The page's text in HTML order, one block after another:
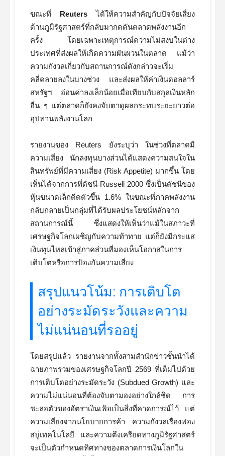
ขณะที่ Reuters ได้ให้ความสำคัญกับปัจจัยเสี่ยง
ด้านภูมิรัฐศาสตร์ที่กลับมากดดันตลาดพลังงานอีก
ครั้ง โดยเฉพาะเหตุการณ์ความไม่สงบในต่าง
ประเทศที่ส่งผลให้เกิดความผันผวนในตลาด แม้ว่า
ความกังวลเกี่ยวกับสถานการณ์ดังกล่าวจะเริ่ม
คลี่คลายลงในบางช่วง และส่งผลให้ค่าเงินดอลลาร์
สหรัฐฯ อ่อนค่าลงเล็กน้อยเมื่อเทียบกับสกุลเงินหลัก
อื่น ๆ แต่ตลาดก็ยังคงจับตาดูผลกระทบระยะยาวต่อ
อุปทานพลังงานโลก
รายงานของ Reuters ยังระบุว่า ในช่วงที่ตลาดมี
ความเสี่ยง นักลงทุนบางส่วนได้แสดงความสนใจใน
สินทรัพย์ที่มีความเสี่ยง (Risk Appetite) มากขึ้น โดย
เห็นได้จากการที่ดัชนี Russell 2000 ซึ่งเป็นดัชนีของ
หุ้นขนาดเล็กดีดตัวขึ้น 1.6% ในขณะที่ภาคพลังงาน
กลับกลายเป็นกลุ่มที่ได้รับผลประโยชน์หลักจาก
สถานการณ์นี้ ซึ่งแสดงให้เห็นว่าแม้ในสภาวะที่
เศรษฐกิจโลกเผชิญกับความท้าทาย แต่ก็ยังมีกระแส
เงินทุนไหลเข้าสู่ภาคส่วนที่มองเห็นโอกาสในการ
เติบโตหรือการป้องกันความเสี่ยง
สรุปแนวโน้ม: การเติบโต
อย่างระมัดระวังและความ
ไม่แน่นอนที่รออยู่
โดยสรุปแล้ว รายงานจากทั้งสามสำนักข่าวชั้นนำได้
ฉายภาพรวมของเศรษฐกิจโลกปี 2569 ที่เต็มไปด้วย
การเติบโตอย่างระมัดระวัง (Subdued Growth) และ
ความไม่แน่นอนที่ต้องจับตามองอย่างใกล้ชิด การ
ชะลอตัวของอัตราเงินเฟ้อเป็นสิ่งที่คาดการณ์ไว้ แต่
ความเสี่ยงจากนโยบายการค้า ความกังวลเรื่องฟอง
สบู่เทคโนโลยี และความตึงเครียดทางภูมิรัฐศาสตร์
จะเป็นตัวกำหนดทิศทางของตลาดการเงินโลกใน